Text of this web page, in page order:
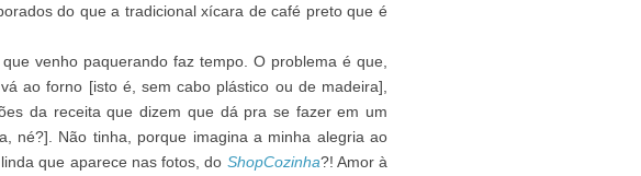
do que a tradicional xícara de café preto que é
venho paquerando faz tempo. O problema é que,
ao forno [isto é, sem cabo plástico ou de madeira],
da receita que dizem que dá pra se fazer em um
né?]. Não tinha, porque imagina a minha alegria ao
que aparece nas fotos, do ShopCozinha?! Amor à